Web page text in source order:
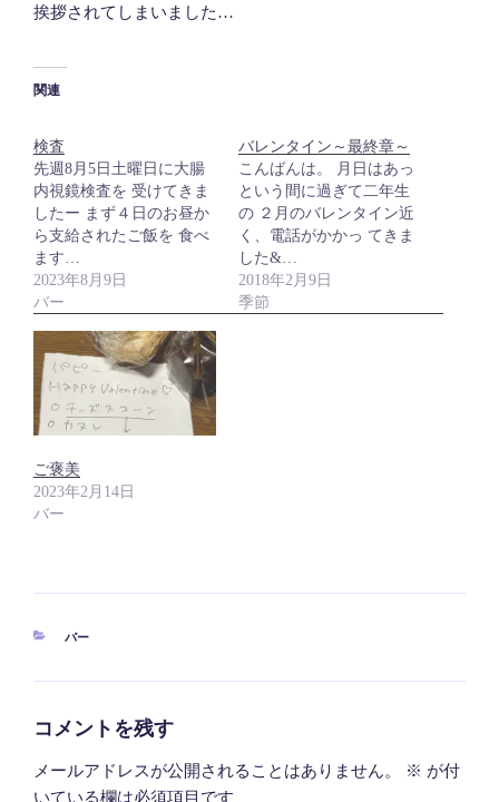
挨拶されてしまいました…
関連
検査
先週8月5日土曜日に大腸
内視鏡検査を 受けてきま
したー まず４日のお昼か
ら支給されたご飯を 食べ
ます…
2023年8月9日
バー
バレンタイン～最終章～
こんばんは。 月日はあっ
という間に過ぎて二年生
の ２月のバレンタイン近
く、電話がかかっ てきま
した&…
2018年2月9日
季節
ご褒美
2023年2月14日
バー
カ
バー
コメントを残す
メールアドレスが公開されることはありません。 ※ が付
いている欄は必須項目です